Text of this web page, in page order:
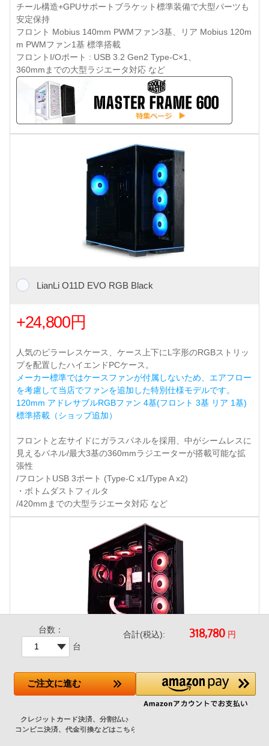
チール構造+GPUサポートブラケット標準装備で大型パーツも
安定保持
フロント Mobius 140mm PWMファン3基、リア Mobius 120m
m PWMファン1基 標準搭載
フロントI/Oポート : USB 3.2 Gen2 Type-C×1、
360mmまでの大型ラジエータ対応 など
LianLi O11D EVO RGB Black
+24,800円
人気のピラーレスケース、ケース上下にL字形のRGBストリッ
プを配置したハイエンドPCケース。
メーカー標準ではケースファンが付属しないため、エアフロー
を考慮して当店でファンを追加した特別仕様モデルです。
120mm アドレサブルRGBファン 4基(フロント 3基 リア 1基)
標準搭載（ショップ追加）
フロントと左サイドにガラスパネルを採用、中がシームレスに
見えるパネル/最大3基の360mmラジエーターが搭載可能な拡
張性
/フロントUSB 3ポート (Type-C x1/Type A x2)
・ボトムダストフィルタ
/420mmまでの大型ラジエータ対応 など
SEVEN特別仕様モデル
台数：
台
合計(税込): 円
ご注文に進む